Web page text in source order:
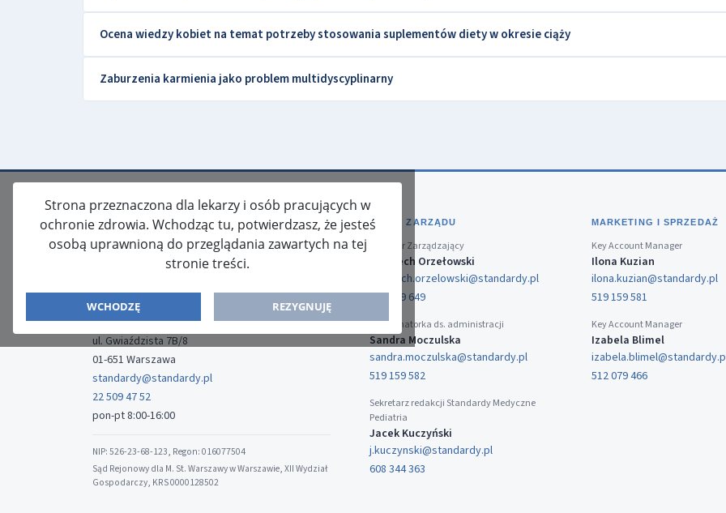
Ocena wiedzy kobiet na temat potrzeby stosowania suplementów diety w okresie ciąży
Zaburzenia karmienia jako problem multidyscyplinarny
Strona przeznaczona dla lekarzy i osób pracujących w
ochronie zdrowia. Wchodząc tu, potwierdzasz, że jesteś
osobą uprawnioną do przeglądania zawartych na tej
stronie treści.
WCHODZĘ REZYGNUJĘ
ISSN: 2080-5438
Media-Press Sp. z o.o.
ul. Gwiaździsta 7B/8
01-651 Warszawa
standardy@standardy.pl
22 509 47 52
pon-pt 8:00-16:00
NIP: 526-23-68-123, Regon: 016077504
Sąd Rejonowy dla M. St. Warszawy w Warszawie, XII Wydział
Gospodarczy, KRS 0000128502
BIURO ZARZĄDU
Dyrektor Zarządzający
Wojciech Orzełowski
wojciech.orzelowski@standardy.pl
519 159 649
Koordynatorka ds. administracji
Sandra Moczulska
sandra.moczulska@standardy.pl
519 159 582
Sekretarz redakcji Standardy Medyczne
Pediatria
Jacek Kuczyński
j.kuczynski@standardy.pl
608 344 363
MARKETING I SPRZEDAŻ
Key Account Manager
Ilona Kuzian
ilona.kuzian@standardy.pl
519 159 581
Key Account Manager
Izabela Blimel
512 079 466